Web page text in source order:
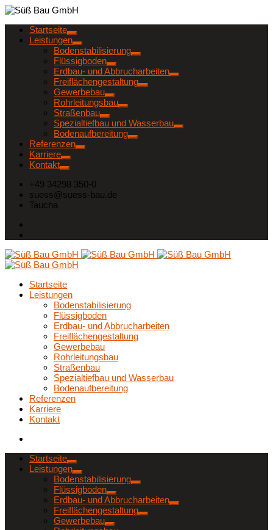
Startseite
Leistungen
Bodenstabilisierung
Flüssigboden
Erdbau- und Abbrucharbeiten
Freiflächengestaltung
Gewerbebau
Rohrleitungsbau
Straßenbau
Spezialtiefbau und Wasserbau
Bodenaufbereitung
Referenzen
Karriere
Kontakt
+49 34298 350-0
suess@suess-bau.de
Taucha
Startseite
Leistungen
Bodenstabilisierung
Flüssigboden
Erdbau- und Abbrucharbeiten
Freiflächengestaltung
Gewerbebau
Rohrleitungsbau
Straßenbau
Spezialtiefbau und Wasserbau
Bodenaufbereitung
Referenzen
Karriere
Kontakt
Startseite
Leistungen
Bodenstabilisierung
Flüssigboden
Erdbau- und Abbrucharbeiten
Freiflächengestaltung
Gewerbebau